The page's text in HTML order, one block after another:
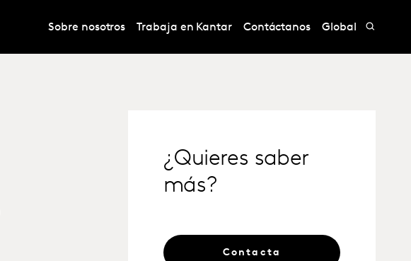
Sobre nosotros Trabaja en Kantar Contáctanos Global
¿Quieres saber
más?
Contacta